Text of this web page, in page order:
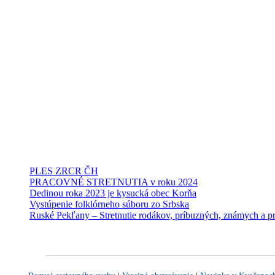
PLES ZRCR ČH
PRACOVNÉ STRETNUTIA v roku 2024
Dedinou roka 2023 je kysucká obec Korňa
Vystúpenie folklórneho súboru zo Srbska
Ruské Pekľany – Stretnutie rodákov, príbuzných, známych a